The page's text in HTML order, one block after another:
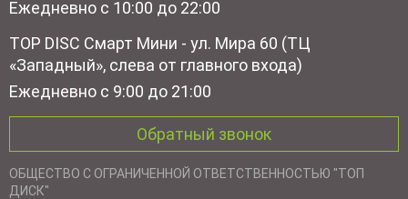
Ежедневно с 10:00 до 22:00
TOP DISC Смарт Мини - ул. Мира 60 (ТЦ
«Западный», слева от главного входа)
Ежедневно с 9:00 до 21:00
Обратный звонок
ОБЩЕСТВО С ОГРАНИЧЕННОЙ ОТВЕТСТВЕННОСТЬЮ "ТОП
ДИСК"